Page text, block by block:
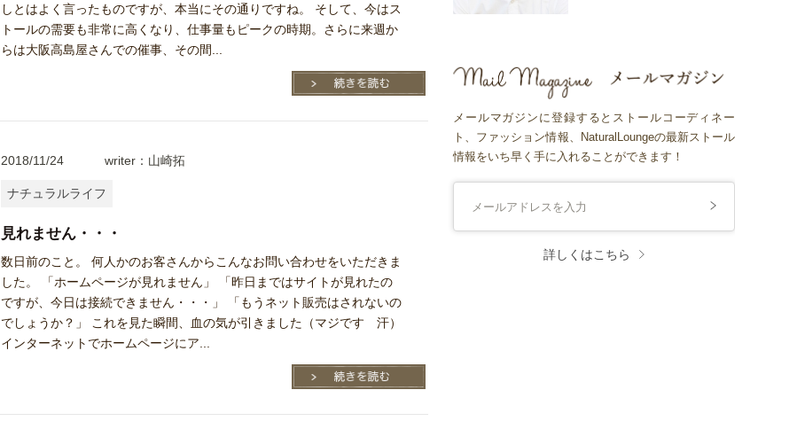
しとはよく言ったものですが、本当にその通りですね。 そして、今はス
トールの需要も非常に高くなり、仕事量もピークの時期。さらに来週か
らは大阪高島屋さんでの催事、その間...
2018/11/24 writer：山崎拓
ナチュラルライフ
見れません・・・
数日前のこと。 何人かのお客さんからこんなお問い合わせをいただきま
した。 「ホームページが見れません」 「昨日まではサイトが見れたの
ですが、今日は接続できません・・・」 「もうネット販売はされないの
でしょうか？」 これを見た瞬間、血の気が引きました（マジです 汗）
インターネットでホームページにア...
メールマガジンに登録するとストールコーディネー
ト、ファッション情報、NaturalLoungeの最新ストール
情報をいち早く手に入れることができます！
詳しくはこちら